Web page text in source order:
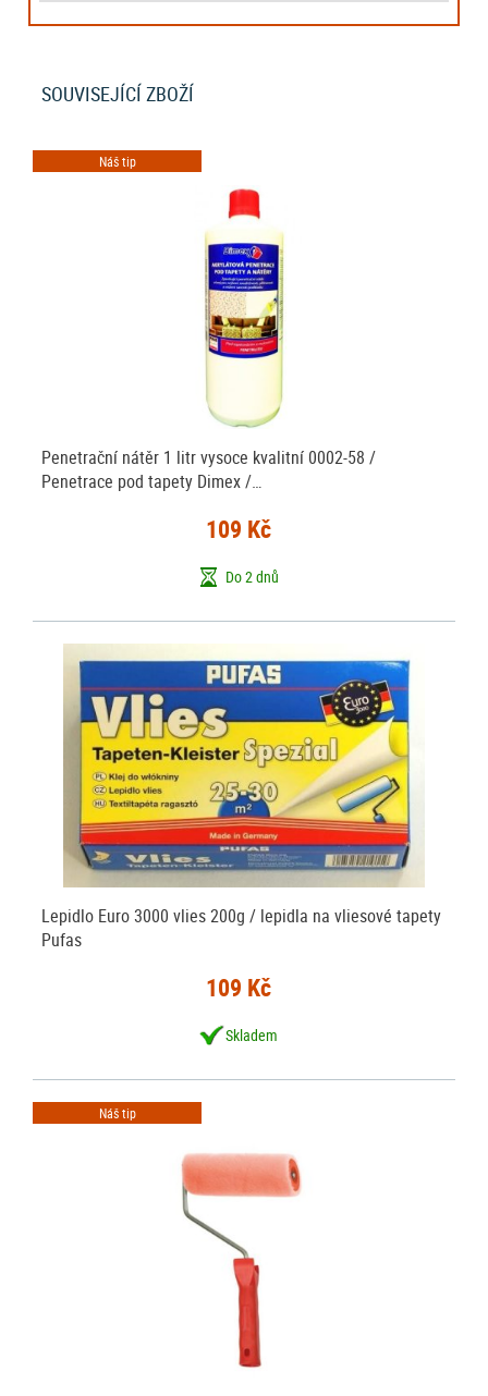
SOUVISEJÍCÍ ZBOŽÍ
Náš tip
Penetrační nátěr 1 litr vysoce kvalitní 0002-58 /
Penetrace pod tapety Dimex /…
109 Kč
Do 2 dnů
Lepidlo Euro 3000 vlies 200g / lepidla na vliesové tapety
Pufas
109 Kč
Skladem
Náš tip